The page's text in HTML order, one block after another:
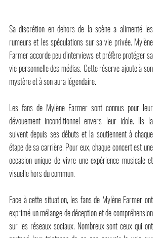
Sa discrétion en dehors de la scène a alimenté les
rumeurs et les spéculations sur sa vie privée. Mylène
Farmer accorde peu d'interviews et préfère protéger sa
vie personnelle des médias. Cette réserve ajoute à son
mystère et à son aura légendaire.
Les fans de Mylène Farmer sont connus pour leur
dévouement inconditionnel envers leur idole. Ils la
suivent depuis ses débuts et la soutiennent à chaque
étape de sa carrière. Pour eux, chaque concert est une
occasion unique de vivre une expérience musicale et
visuelle hors du commun.
Face à cette situation, les fans de Mylène Farmer ont
exprimé un mélange de déception et de compréhension
sur les réseaux sociaux. Nombreux sont ceux qui ont